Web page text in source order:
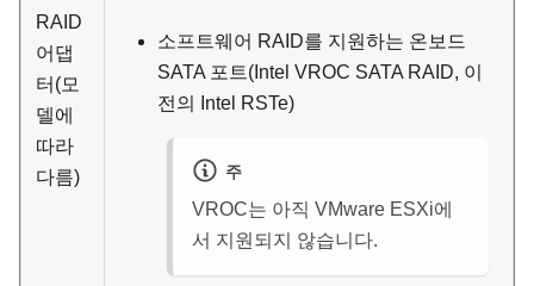
RAID
어댑
터(모
델에
따라
다름)
소프트웨어 RAID를 지원하는 온보드
SATA 포트(Intel VROC SATA RAID, 이
전의 Intel RSTe)
주
VROC는 아직 VMware ESXi에
서 지원되지 않습니다.